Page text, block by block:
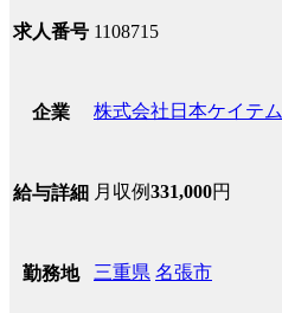
求人番号 1108715
企業 株式会社日本ケイテム
給与詳細 月収例331,000円
勤務地 三重県 名張市